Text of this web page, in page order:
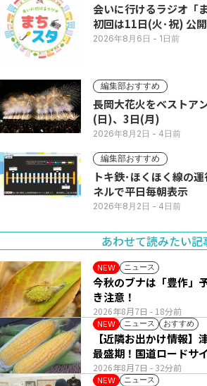
会いに行けるラジオ「
初回は11日(火･祝) 公
2026年8月6日 - 1日前
編集部おすすめ
長岡大花火をベストア
(日)、3日(月)
2026年8月2日 - 4日前
編集部おすすめ
トキ鉄･ほくほく線の運行案内
ネルで平日毎朝表示
2026年8月2日 - 4日前
あわせて読みたい記
NEW ニュース
2026年8月7日 - 18分前
今秋のブナは「豊作」予測 クマ出没に
き注意！
NEW ニュース おすすめ
2026年8月7日 - 32分前
【近隣お出かけ情報
最盛期！国道ロードサ
い列
NEW ニュース